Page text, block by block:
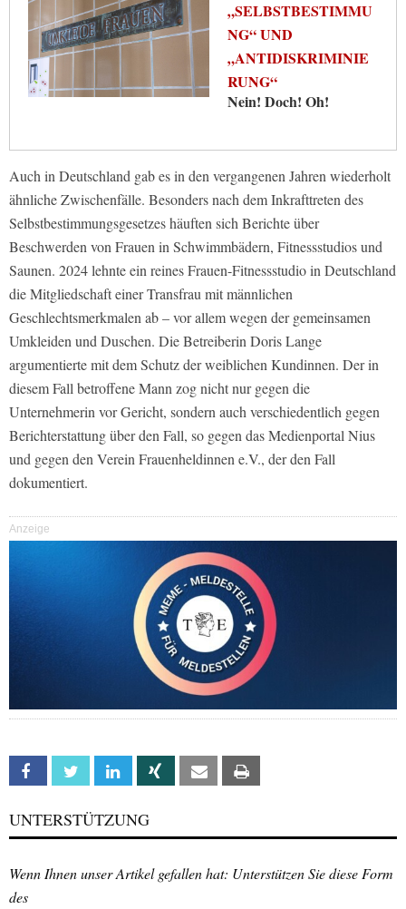
„SELBSTBESTIMMU
NG“ UND
„ANTIDISKRIMINIE
RUNG“
Nein! Doch! Oh!
Auch in Deutschland gab es in den vergangenen Jahren wiederholt
ähnliche Zwischenfälle. Besonders nach dem Inkrafttreten des
Selbstbestimmungsgesetzes häuften sich Berichte über
Beschwerden von Frauen in Schwimmbädern, Fitnessstudios und
Saunen. 2024 lehnte ein reines Frauen-Fitnessstudio in Deutschland
die Mitgliedschaft einer Transfrau mit männlichen
Geschlechtsmerkmalen ab – vor allem wegen der gemeinsamen
Umkleiden und Duschen. Die Betreiberin Doris Lange
argumentierte mit dem Schutz der weiblichen Kundinnen. Der in
diesem Fall betroffene Mann zog nicht nur gegen die
Unternehmerin vor Gericht, sondern auch verschiedentlich gegen
Berichterstattung über den Fall, so gegen das Medienportal Nius
und gegen den Verein Frauenheldinnen e.V., der den Fall
dokumentiert.
Anzeige
Facebook Twitter Linkedin Xing Email
UNTERSTÜTZUNG
Wenn Ihnen unser Artikel gefallen hat: Unterstützen Sie diese Form
des